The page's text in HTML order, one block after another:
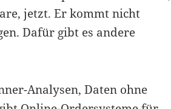
jetzt. Er kommt nicht
Dafür gibt es andere
Analysen, Daten ohne